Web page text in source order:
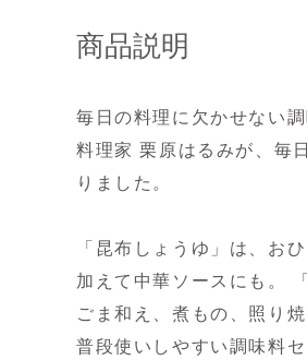
商品説明
毎日の料理に欠かせない
料理家 栗原はるみが、毎
りました。
「昆布しょうゆ」は、お
加えて中華ソースにも。
ごま和え、煮もの、照り
普段使いしやすい調味料